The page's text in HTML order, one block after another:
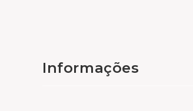
Informações